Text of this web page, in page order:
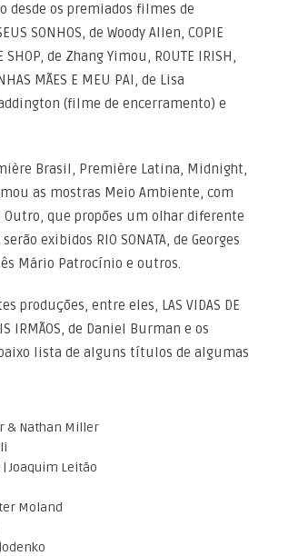
desde os premiados filmes de
SONHOS, de Woody Allen, COPIE
SHOP, de Zhang Yimou, ROUTE IRISH,
MÃES E MEU PAI, de Lisa
(filme de encerramento) e
Brasil, Première Latina, Midnight,
as mostras Meio Ambiente, com
que propões um olhar diferente
exibidos RIO SONATA, de Georges
Mário Patrocínio e outros.
produções, entre eles, LAS VIDAS DE
IRMÃOS, de Daniel Burman e os
lista de alguns títulos de algumas
& Nathan Miller
| Joaquim Leitão
Moland